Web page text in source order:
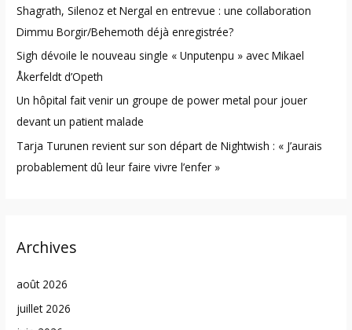
r
:
Shagrath, Silenoz et Nergal en entrevue : une collaboration
Dimmu Borgir/Behemoth déjà enregistrée?
Sigh dévoile le nouveau single « Unputenpu » avec Mikael
Åkerfeldt d’Opeth
Un hôpital fait venir un groupe de power metal pour jouer
devant un patient malade
Tarja Turunen revient sur son départ de Nightwish : « J’aurais
probablement dû leur faire vivre l’enfer »
Archives
août 2026
juillet 2026